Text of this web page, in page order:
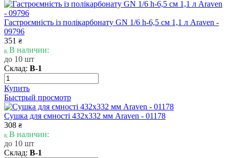
Гастроємність із полікарбонату GN 1/6 h-6,5 см 1,1 л Araven -
09796
351 ₴
В наличии:
до 10 шт
Склад: В-1
Купить
Быстрый просмотр
Сушка для ємності 432х332 мм Araven - 01178
308 ₴
В наличии:
до 10 шт
Склад: В-1